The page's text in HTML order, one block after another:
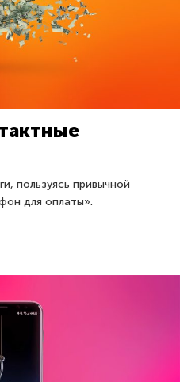
пользуясь привычной
для оплаты».